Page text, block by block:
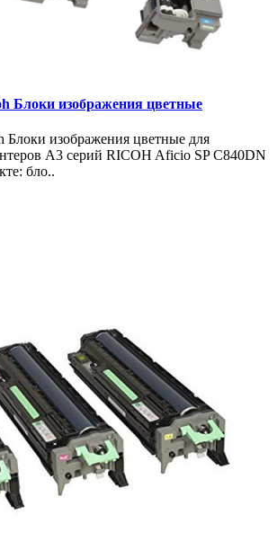
Блоки изображения цветные
Блоки изображения цветные для
A3 серий RICOH Aficio SP C840DN
бло..